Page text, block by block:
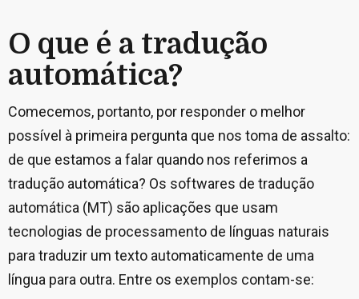
O que é a tradução
automática?
Comecemos, portanto, por responder o melhor
possível à primeira pergunta que nos toma de assalto:
de que estamos a falar quando nos referimos a
tradução automática? Os softwares de tradução
automática (MT) são aplicações que usam
tecnologias de processamento de línguas naturais
para traduzir um texto automaticamente de uma
língua para outra. Entre os exemplos contam-se: